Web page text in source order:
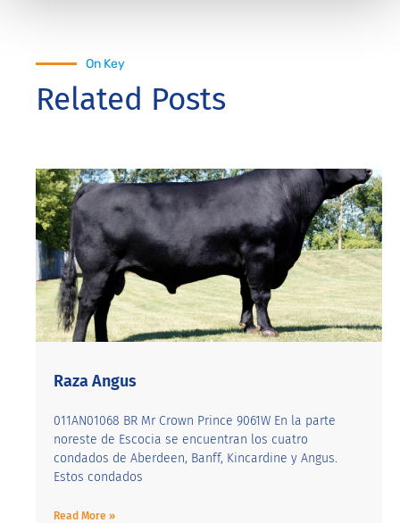
On Key
Related Posts
Raza Angus
011AN01068 BR Mr Crown Prince 9061W En la parte
noreste de Escocia se encuentran los cuatro
condados de Aberdeen, Banff, Kincardine y Angus.
Estos condados
Read More »